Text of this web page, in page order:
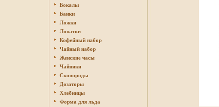
Бокалы
Банки
Ложки
Лопатки
Кофейный набор
Чайный набор
Женские часы
Чайники
Сковороды
Дозаторы
Хлебницы
Форма для льда